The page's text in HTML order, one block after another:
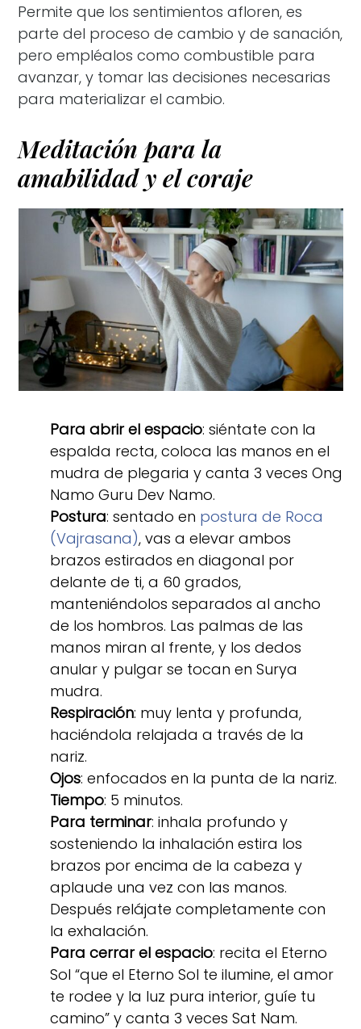
Permite que los sentimientos afloren, es
parte del proceso de cambio y de sanación,
pero empléalos como combustible para
avanzar, y tomar las decisiones necesarias
para materializar el cambio.
Meditación para la
amabilidad y el coraje
Para abrir el espacio: siéntate con la
espalda recta, coloca las manos en el
mudra de plegaria y canta 3 veces Ong
Namo Guru Dev Namo.
Postura: sentado en postura de Roca
(Vajrasana), vas a elevar ambos
brazos estirados en diagonal por
delante de ti, a 60 grados,
manteniéndolos separados al ancho
de los hombros. Las palmas de las
manos miran al frente, y los dedos
anular y pulgar se tocan en Surya
mudra.
Respiración: muy lenta y profunda,
haciéndola relajada a través de la
nariz.
Ojos: enfocados en la punta de la nariz.
Tiempo: 5 minutos.
Para terminar: inhala profundo y
sosteniendo la inhalación estira los
brazos por encima de la cabeza y
aplaude una vez con las manos.
Después relájate completamente con
la exhalación.
Para cerrar el espacio: recita el Eterno
Sol “que el Eterno Sol te ilumine, el amor
te rodee y la luz pura interior, guíe tu
camino” y canta 3 veces Sat Nam.